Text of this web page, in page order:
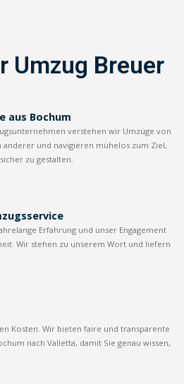
Umzug Breuer
aus Bochum
verstehen wir Umzüge von
anderer und navigieren mühelos zum Ziel,
zu gestalten.
Erfahrung und unser Engagement
Wir stehen zu unserem Wort und liefern
Kosten. Wir bieten faire und transparente
nach Valletta, damit Sie genau wissen,